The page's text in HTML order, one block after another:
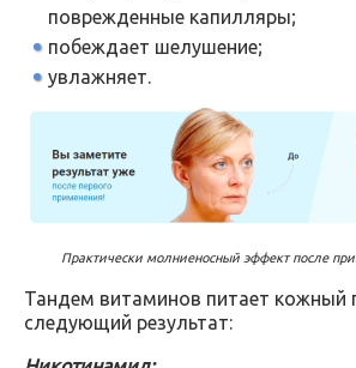
поврежденные капилляры;
побеждает шелушение;
увлажняет.
Практически молниеносный эффект после
Тандем витаминов питает кожный
следующий результат: